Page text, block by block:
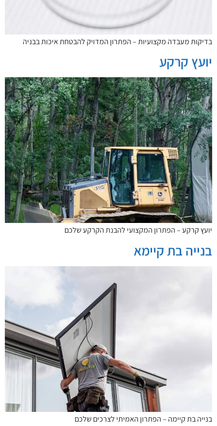
בדיקות מעבדה מקצועיות – הפתרון המדויק להבטחת איכות בבניה
יועץ קרקע
יועץ קרקע – הפתרון המקצועי להבנת הקרקע שלכם
בנייה בת קיימא
בנייה בת קיימה – הפתרון האמיתי לצרכים שלכם